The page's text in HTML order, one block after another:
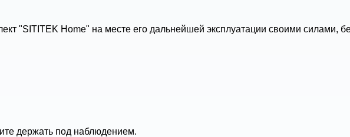
"SITITEK Home" на месте его дальнейшей эксплуатации своими силами,
держать под наблюдением.